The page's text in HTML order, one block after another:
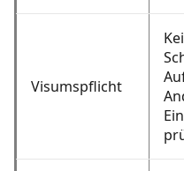
Visumspflicht